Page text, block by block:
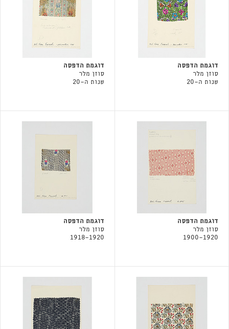
דוגמת הדפסה
סוזן מלר
שנות ה-20
דוגמת הדפסה
סוזן מלר
שנות ה-20
דוגמת הדפסה
סוזן מלר
1900-1920
דוגמת הדפסה
סוזן מלר
1918-1920